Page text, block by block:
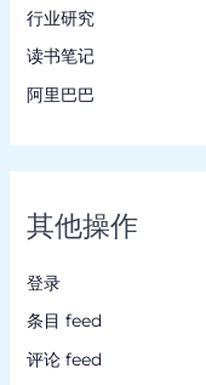
行业研究
读书笔记
阿里巴巴
其他操作
登录
条目 feed
评论 feed